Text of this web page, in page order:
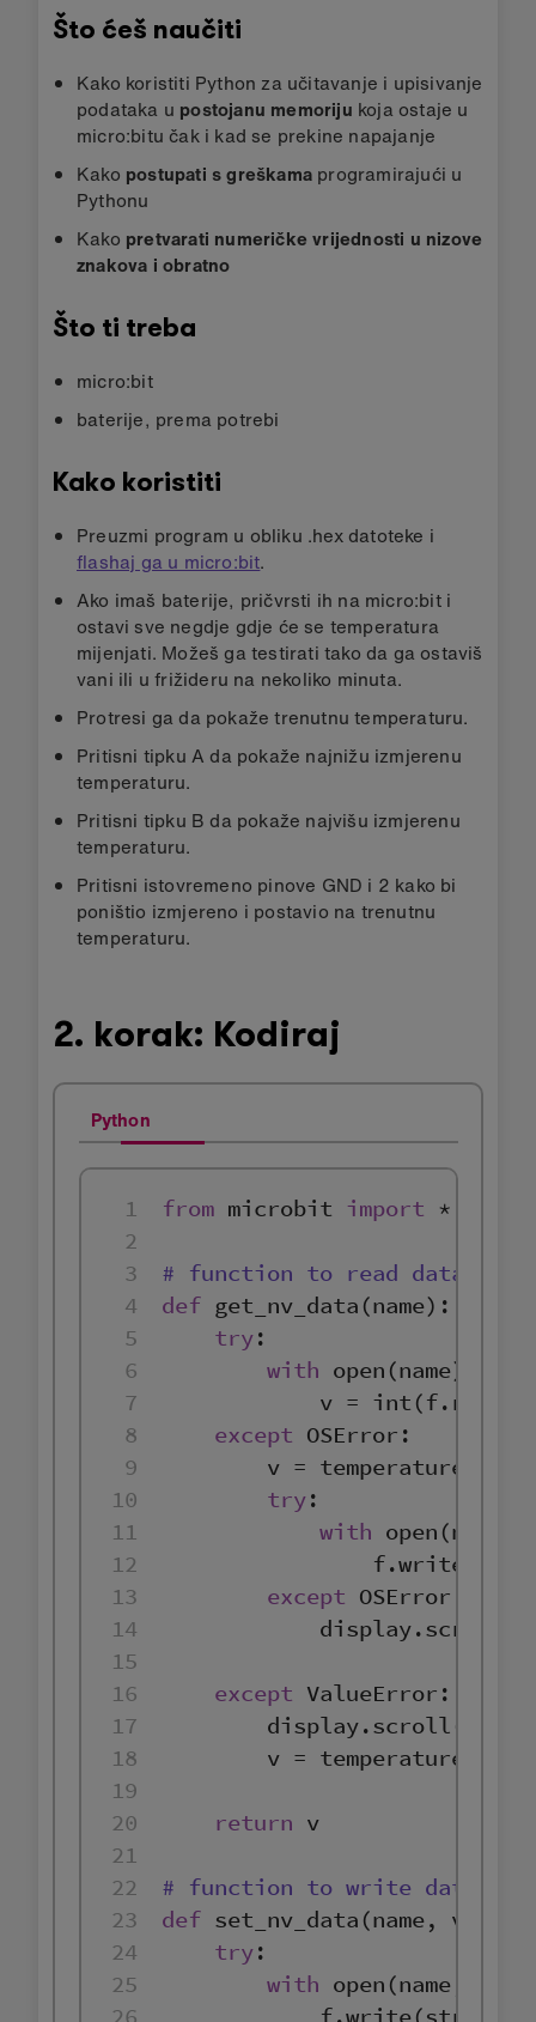
Što ćeš naučiti
Kako koristiti Python za učitavanje i upisivanje
podataka u postojanu memoriju koja ostaje u
micro:bitu čak i kad se prekine napajanje
Kako postupati s greškama programirajući u
Pythonu
Kako pretvarati numeričke vrijednosti u nizove
znakova i obratno
Što ti treba
micro:bit
baterije, prema potrebi
Kako koristiti
Preuzmi program u obliku .hex datoteke i
flashaj ga u micro:bit.
Ako imaš baterije, pričvrsti ih na micro:bit i
ostavi sve negdje gdje će se temperatura
mijenjati. Možeš ga testirati tako da ga ostaviš
vani ili u frižideru na nekoliko minuta.
Protresi ga da pokaže trenutnu temperaturu.
Pritisni tipku A da pokaže najnižu izmjerenu
temperaturu.
Pritisni tipku B da pokaže najvišu izmjerenu
temperaturu.
Pritisni istovremeno pinove GND i 2 kako bi
poništio izmjereno i postavio na trenutnu
temperaturu.
2. korak: Kodiraj
Python
1 from microbit import
2
3
# function to read data
4
def get_nv_data (name):
5
try
6
with open (name)
7
            v =
int
8
except
9
10
try
11
with open (name,
12
                f.write(
13
except
14
            display.scroll(
15
16
except
17
        display.scroll(
18
19
20
return
v
21
22
# function to write data
23
def set_nv_data (name, value
24
try
25
with open (name,
26
            f.write(
str